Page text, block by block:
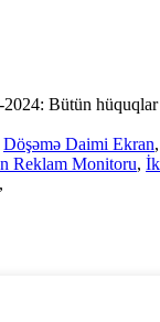
Bütün hüquqlar
Döşəmə Daimi Ekran,
Reklam Monitoru,
,